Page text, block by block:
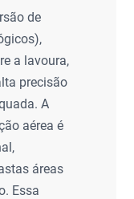
de
a lavoura,
precisão
A
aérea é
áreas
Essa